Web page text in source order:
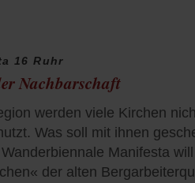
16 Ruhr
Nachbarschaft
werden viele Kirchen
Was soll mit ihnen
Manifesta
der alten